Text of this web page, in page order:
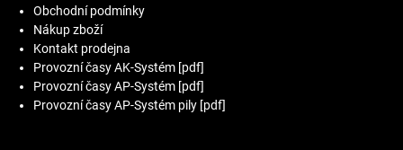
Obchodní podmínky
Nákup zboží
Kontakt prodejna
Provozní časy AK-Systém [pdf]
Provozní časy AP-Systém [pdf]
Provozní časy AP-Systém pily [pdf]